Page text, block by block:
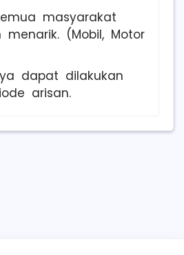
masyarakat
(Mobil, Motor
dapat dilakukan
arisan.